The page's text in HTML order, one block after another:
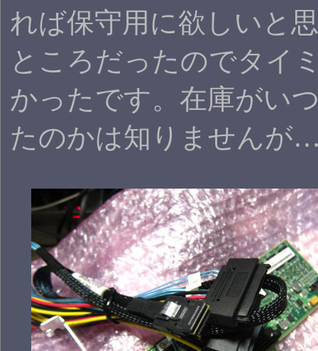
れば保守用に欲しいと
ところだったのでタイ
かったです。在庫がい
たのかは知りませんが